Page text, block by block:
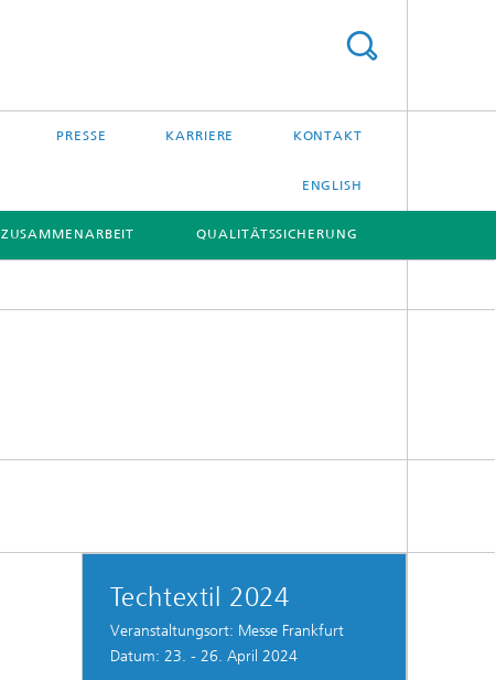
PRESSE KARRIERE KONTAKT
ENGLISH
ZUSAMMENARBEIT QUALITÄTSSICHERUNG
Techtextil 2024
Veranstaltungsort: Messe Frankfurt
Datum: 23. - 26. April 2024